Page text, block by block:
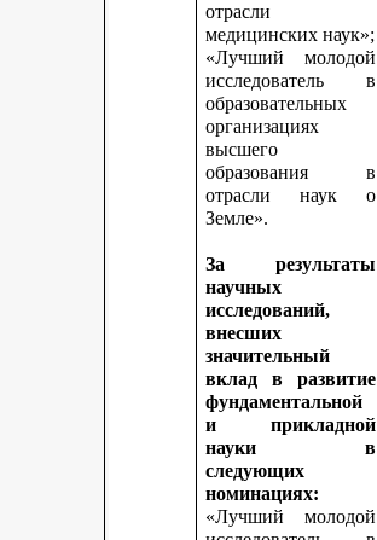
отрасли
медицинских наук»;
«Лучший молодой
исследователь в
образовательных
организациях
высшего
образования в
отрасли наук о
Земле».
За результаты
научных
исследований,
внесших
значительный
вклад в развитие
фундаментальной
и прикладной
науки в
следующих
номинациях:
«Лучший молодой